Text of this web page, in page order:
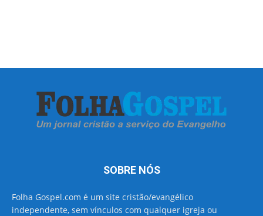
SOBRE NÓS
Folha Gospel.com é um site cristão/evangélico
independente, sem vínculos com qualquer igreja ou